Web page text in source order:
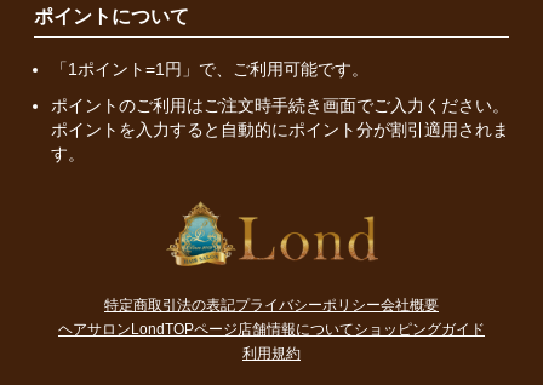
ポイントについて
「1ポイント=1円」で、ご利用可能です。
ポイントのご利用はご注文時手続き画面でご入力ください。
ポイントを入力すると自動的にポイント分が割引適用されま
す。
特定商取引法の表記プライバシーポリシー会社概要
ヘアサロンLondTOPページ店舗情報についてショッピングガイド
利用規約